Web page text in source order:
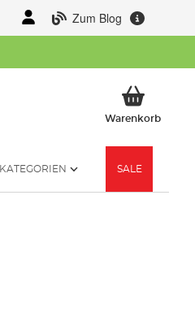
Zum Blog
WarenkorbMein
KATEGORIEN SALE